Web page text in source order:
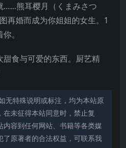
……熊耳樱月（くまみさつ
再婚而成为你姐姐的女生。1
。
食与可爱的东西。厨艺精
无特殊说明或标注，均为本站原
未征得本站同意时，禁止复
容到任何网站、书籍等各类媒
了原著者的合法权益，可联系我